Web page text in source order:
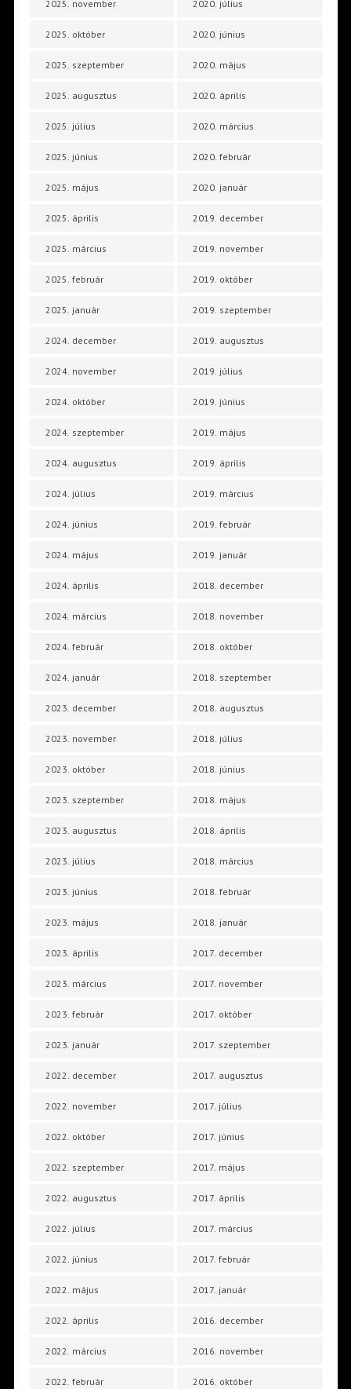
2025. november
2025. október
2025. szeptember
2025. augusztus
2025. július
2025. június
2025. május
2025. április
2025. március
2025. február
2025. január
2024. december
2024. november
2024. október
2024. szeptember
2024. augusztus
2024. július
2024. június
2024. május
2024. április
2024. március
2024. február
2024. január
2023. december
2023. november
2023. október
2023. szeptember
2023. augusztus
2023. július
2023. június
2023. május
2023. április
2023. március
2023. február
2023. január
2022. december
2022. november
2022. október
2022. szeptember
2022. augusztus
2022. július
2022. június
2022. május
2022. április
2022. március
2022. február
2020. július
2020. június
2020. május
2020. április
2020. március
2020. február
2020. január
2019. december
2019. november
2019. október
2019. szeptember
2019. augusztus
2019. július
2019. június
2019. május
2019. április
2019. március
2019. február
2019. január
2018. december
2018. november
2018. október
2018. szeptember
2018. augusztus
2018. július
2018. június
2018. május
2018. április
2018. március
2018. február
2018. január
2017. december
2017. november
2017. október
2017. szeptember
2017. augusztus
2017. július
2017. június
2017. május
2017. április
2017. március
2017. február
2017. január
2016. december
2016. november
2016. október